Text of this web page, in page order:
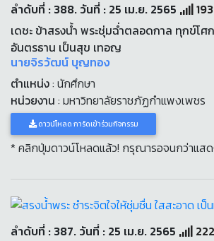
ลำดับที่ : 388. วันที่ : 25 เม.ย. 2565
193
เดชะ ข้าสรงน้ำ พระชุ่มฉ่ำตลอดกาล ทุกข์โศ
อันตรธาน เป็นสุข เทอญ
นายจิรวัฒน์ บุญทอง
ตำแหน่ง: นักศึกษา
หน่วยงาน : มหาวิทยาลัยราชภัฏกำแพงเพชร
ดาวน์โหลด การ์ดเข้าร่วมกิจกรรม
* คลิกปุ่มดาวน์โหลดแล้ว! กรุณารอจนกว่าแส
ลำดับที่ : 387. วันที่ : 25 เม.ย. 2565
222